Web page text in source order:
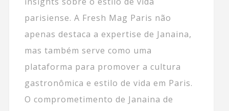
parisiense. A Fresh Mag Paris não
apenas destaca a expertise de Janaina,
mas também serve como uma
plataforma para promover a cultura
gastronômica e estilo de vida em Paris.
O comprometimento de Janaina de